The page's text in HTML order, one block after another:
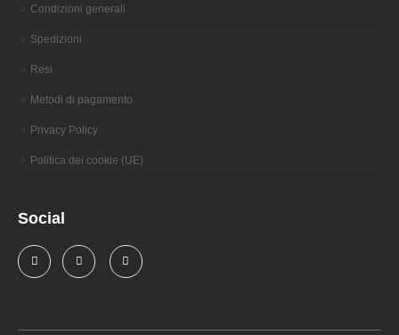
Condizioni generali
Spedizioni
Resi
Metodi di pagamento
Privacy Policy
Politica dei cookie (UE)
Social